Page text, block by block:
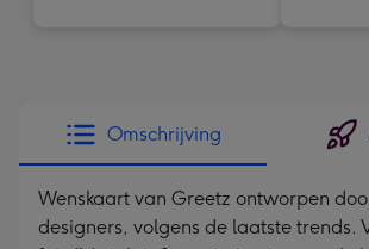
Omschrijving
Wenskaart van Greetz ontworpen
designers, volgens de laatste trends.